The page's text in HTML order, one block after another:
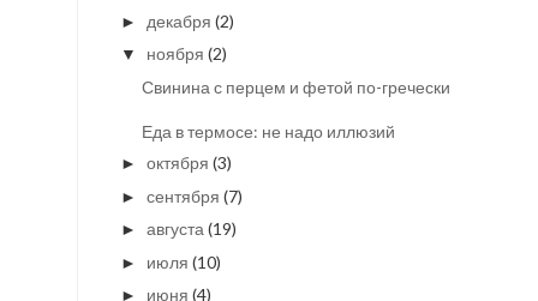
► декабря (2)
▼ ноября (2)
Свинина с перцем и фетой по-гречески
Еда в термосе: не надо иллюзий
► октября (3)
► сентября (7)
► августа (19)
► июля (10)
► июня (4)